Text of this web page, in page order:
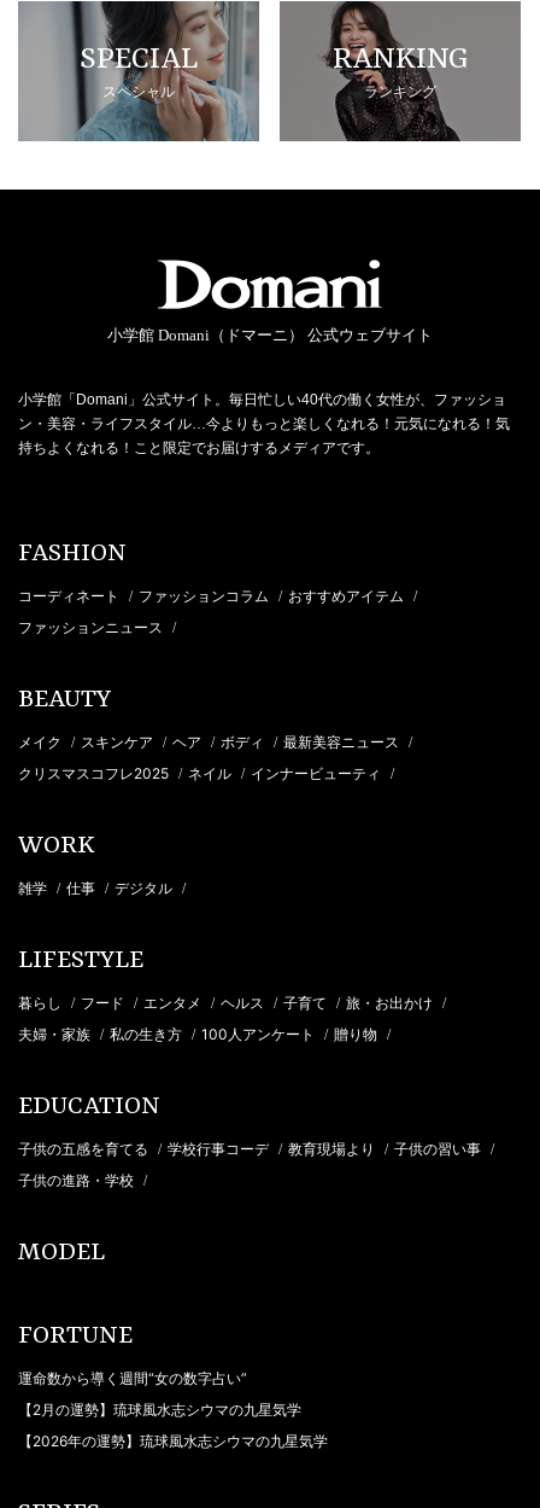
SPECIAL
スペシャル
RANKING
ランキング
小学館 Domani（ドマーニ） 公式ウェブサイト
小学館「Domani」公式サイト。毎日忙しい40代の働く女性が、ファッショ
ン・美容・ライフスタイル…今よりもっと楽しくなれる！元気になれる！気
持ちよくなれる！こと限定でお届けするメディアです。
FASHION
コーディネート / ファッションコラム / おすすめアイテム /
ファッションニュース /
BEAUTY
メイク / スキンケア / ヘア / ボディ / 最新美容ニュース /
クリスマスコフレ2025 / ネイル / インナービューティ /
WORK
雑学 / 仕事 / デジタル /
LIFESTYLE
暮らし / フード / エンタメ / ヘルス / 子育て / 旅・お出かけ /
夫婦・家族 / 私の生き方 / 100人アンケート / 贈り物 /
EDUCATION
子供の五感を育てる / 学校行事コーデ / 教育現場より / 子供の習い事 /
子供の進路・学校 /
MODEL
FORTUNE
運命数から導く週間“女の数字占い”
【2月の運勢】琉球風水志シウマの九星気学
【2026年の運勢】琉球風水志シウマの九星気学